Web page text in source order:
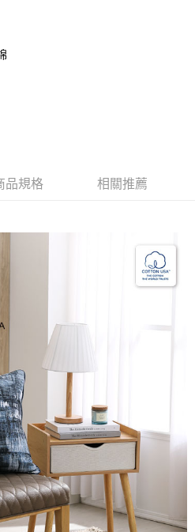
才付款」的支付方式。 讓您購物簡單
、不需儲值。
，即可結帳。
付款。
通知簡訊。
後付 」之結帳頁面顯示為準，若有關於
款等相關疑問，請聯繫「AFTEE先享後付
support/home
供之「AFTEE先享後付」服務完成之交
以下網址：
代理人或監護人之同意方可使用
辦者引起之損失，本公司不負相關責
依據個別帳號之用戶狀況，依本公司即
額度不足之情形，本公司將視審查結果
人資訊註冊。若發現惡意使用之情形，
用戶之使用額度並採取法律行動。
)免運費
上)免運費
)免運費
品規格 相關推薦